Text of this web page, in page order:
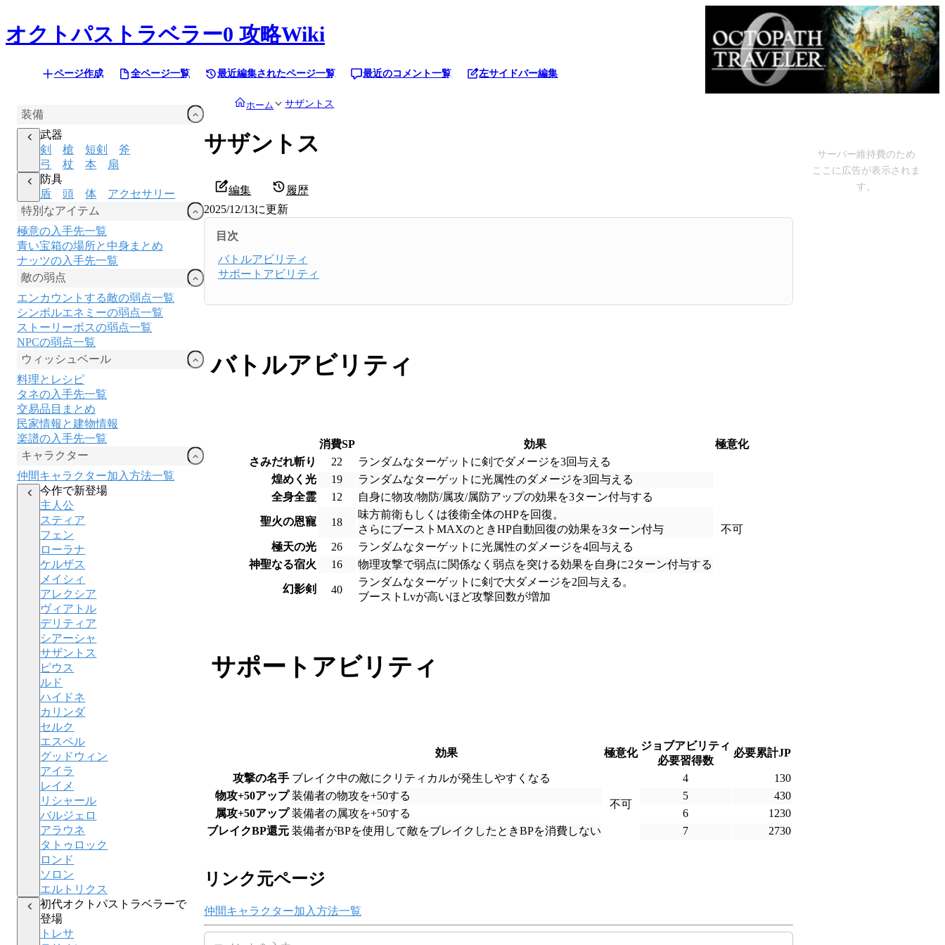
オクトパストラベラー0 攻略Wiki
ページ作成 全ページ一覧 最近編集されたページ一覧 最近のコメント一覧 左サイドバー編集
装備
武器
剣
槍 短剣
斧
弓
杖 本
扇
防具
盾
頭 体
アクセサリー
特別なアイテム
極意の入手先一覧
青い宝箱の場所と中身まとめ
ナッツの入手先一覧
敵の弱点
エンカウントする敵の弱点一覧
シンボルエネミーの弱点一覧
ストーリーボスの弱点一覧
NPCの弱点一覧
ウィッシュベール
料理とレシピ
タネの入手先一覧
交易品目まとめ
民家情報と建物情報
楽譜の入手先一覧
キャラクター
仲間キャラクター加入方法一覧
今作で新登場
主人公
スティア
フェン
ローラナ
ケルザス
メイシィ
アレクシア
ヴィアトル
デリティア
シアーシャ
サザントス
ピウス
ルド
ハイドネ
カリンダ
セルク
エスペル
グッドウィン
アイラ
レイメ
リシャール
バルジェロ
アラウネ
タトゥロック
ロンド
ソロン
エルトリクス
初代オクトパストラベラーで
登場
トレサ
ホーム サザントス
サザントス
編集
履歴
2025/12/13に更新
目次
バトルアビリティ
サポートアビリティ
バトルアビリティ
消費SP 効果
極意化
さみだれ斬り
22 ランダムなターゲットに剣でダメージを3回与える
不可
煌めく光 19
ランダムなターゲットに光属性のダメージを3回与える
全身全霊
12 自身に物攻/物防/属攻/属防アップの効果を3ターン付与する
聖火の恩寵 18
味方前衛もしくは後衛全体のHPを回復。
さらにブーストMAXのときHP自動回復の効果を3ターン付与
極天の光
26
ランダムなターゲットに光属性のダメージを4回与える
神聖なる宿火
16 物理攻撃で弱点に関係なく弱点を突ける効果を自身に2ターン付与する
幻影剣 40
ランダムなターゲットに剣で大ダメージを2回与える。
ブーストLvが高いほど攻撃回数が増加
サポートアビリティ
効果 極意化
ジョブアビリティ
必要習得数
必要累計JP
攻撃の名手 ブレイク中の敵にクリティカルが発生しやすくなる
不可
4
130
物攻+50アップ 装備者の物攻を+50する 5
430
属攻+50アップ 装備者の属攻を+50する 6
1230
ブレイクBP還元 装備者がBPを使用して敵をブレイクしたときBPを消費しない 7 2730
リンク元ページ
仲間キャラクター加入方法一覧
サーバー維持費のため
ここに広告が表示されま
す。